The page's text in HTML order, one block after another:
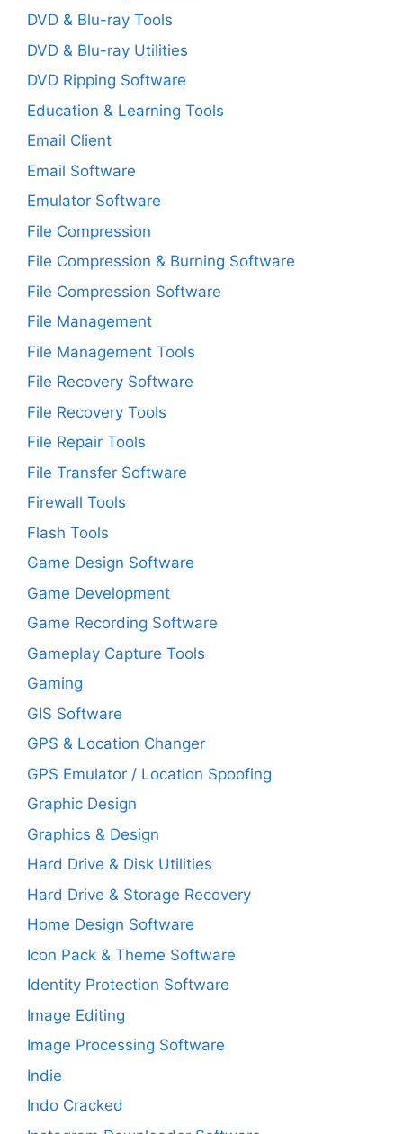
DVD & Blu-ray Tools
DVD & Blu-ray Utilities
DVD Ripping Software
Education & Learning Tools
Email Client
Email Software
Emulator Software
File Compression
File Compression & Burning Software
File Compression Software
File Management
File Management Tools
File Recovery Software
File Recovery Tools
File Repair Tools
File Transfer Software
Firewall Tools
Flash Tools
Game Design Software
Game Development
Game Recording Software
Gameplay Capture Tools
Gaming
GIS Software
GPS & Location Changer
GPS Emulator / Location Spoofing
Graphic Design
Graphics & Design
Hard Drive & Disk Utilities
Hard Drive & Storage Recovery
Home Design Software
Icon Pack & Theme Software
Identity Protection Software
Image Editing
Image Processing Software
Indie
Indo Cracked